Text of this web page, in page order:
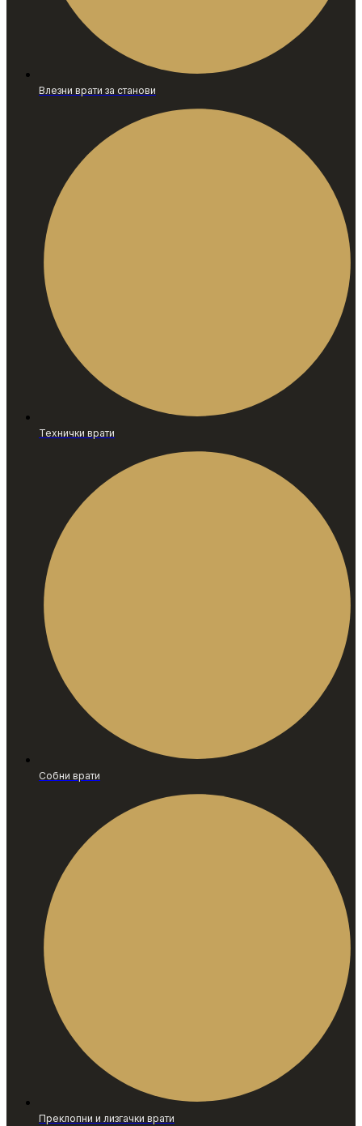
Влезни врати за станови
Технички врати
Собни врати
Преклопни и лизгачки врати